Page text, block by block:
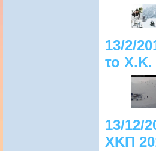
13/2/
το Χ.Κ.
13/12/
ΧΚΠ